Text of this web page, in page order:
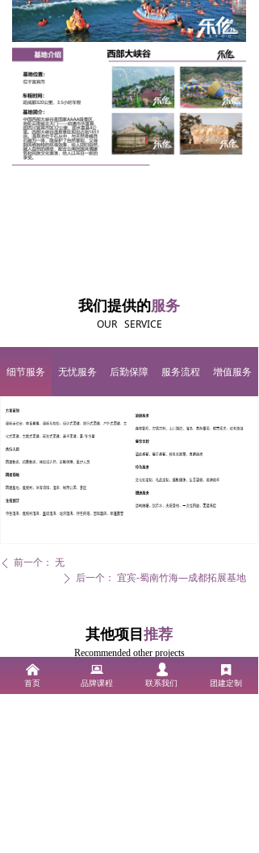
我们提供的服务
OUR SERVICE
ꄴ 前一个： 无
ꄲ 后一个： 宜宾-蜀南竹海—成都拓展基地
细节服务 无忧服务 后勤保障 服务流程 增值服务
其他项目 推荐
Recommended other projects
낀
首页
뀵
品牌课程
넙
联系我们
끈
团建定制